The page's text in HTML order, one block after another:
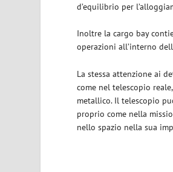
d’equilibrio per
Inoltre la cargo bay
operazioni all’interno
La stessa attenzione ai
come nel telescopio
metallico. Il telescopio
proprio come nella
nello spazio nella sua